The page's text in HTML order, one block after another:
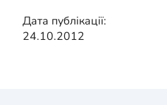
Дата публікації:
24.10.2012